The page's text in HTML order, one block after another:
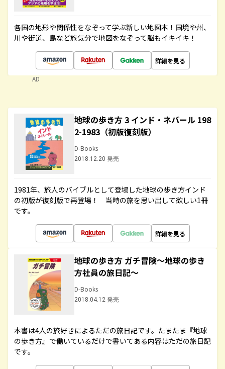
各国の地形や関係性をなぞって学ぶ新しい地図本！国境や州、
川や街道、島など旅気分で地図をなぞって脳もイキイキ！
詳細を見る
AD
地球の歩き方 3 インド・ネパール 198
2-1983（初版復刻版）
D-Books
2018.12.20 発売
1981年、旅人のバイブルとして登場した地球の歩き方インド
の初版が復刻版で再登場！ 当時の旅を思い出して欲しい1冊
です。
詳細を見る
地球の歩き方 ガチ冒険～地球の歩き
方社員の旅日記～
D-Books
2018.04.12 発売
本書は4人の旅好きによるただの旅日記です。たまたま『地球
の歩き方』で働いているだけで書いてある内容はただの旅日記
です。